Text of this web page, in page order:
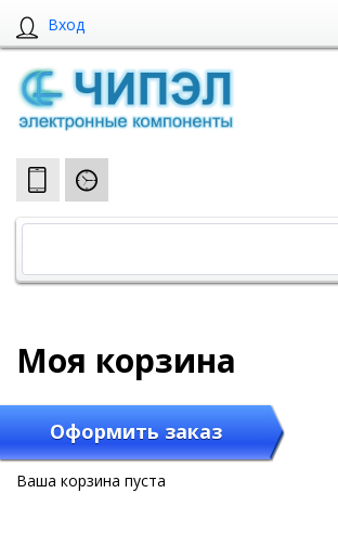
Вход
Моя корзина
Оформить заказ
Ваша корзина пуста